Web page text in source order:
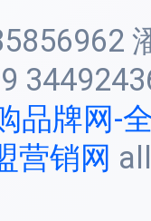
品牌网-
营销网